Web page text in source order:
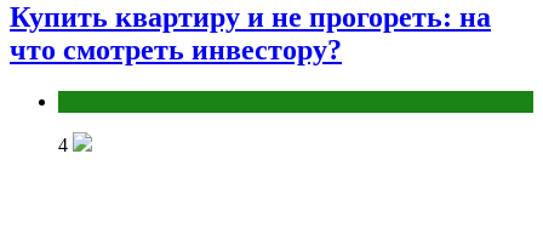
Купить квартиру и не прогореть: на
что смотреть инвестору?
4